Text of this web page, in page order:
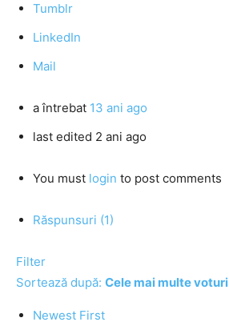
Tumblr
LinkedIn
Mail
a întrebat 13 ani ago
last edited 2 ani ago
You must login to post comments
Răspunsuri (1)
Filter
Sortează după: Cele mai multe voturi
Newest First